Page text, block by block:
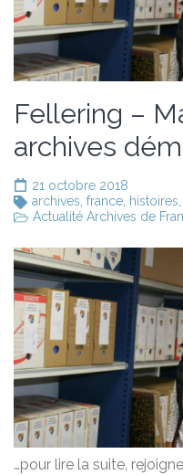
Fellering –
archives
21 octobre 2018
archives france histoires
Actualité Archives de
…pour lire la suite,